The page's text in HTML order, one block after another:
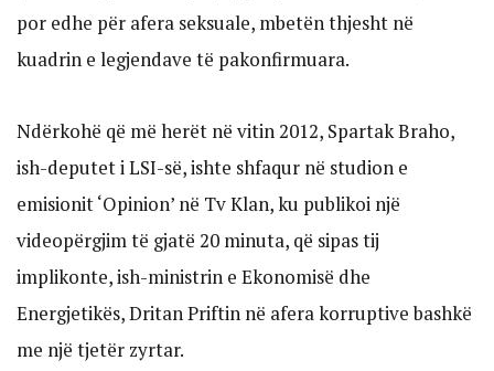
por edhe për afera seksuale, mbetën thjesht në
kuadrin e legjendave të pakonfirmuara.
Ndërkohë që më herët në vitin 2012, Spartak Braho,
ish-deputet i LSI-së, ishte shfaqur në studion e
emisionit ‘Opinion’ në Tv Klan, ku publikoi një
videopërgjim të gjatë 20 minuta, që sipas tij
implikonte, ish-ministrin e Ekonomisë dhe
Energjetikës, Dritan Priftin në afera korruptive bashkë
me një tjetër zyrtar.